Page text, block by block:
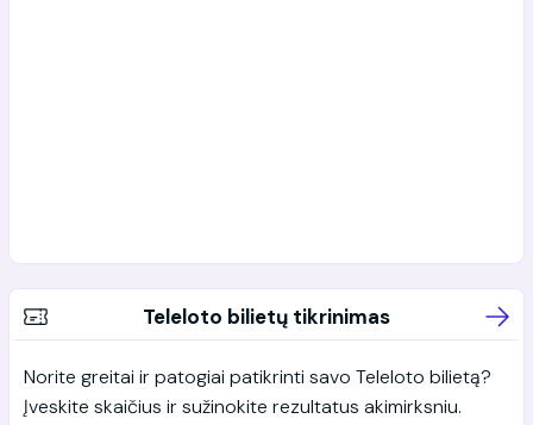
Teleloto bilietų tikrinimas
Norite greitai ir patogiai patikrinti savo Teleloto bilietą?
Įveskite skaičius ir sužinokite rezultatus akimirksniu.